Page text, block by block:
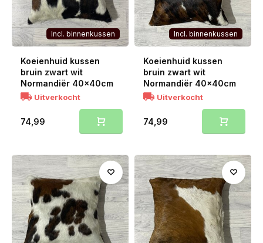
Incl. binnenkussen
Koeienhuid kussen
bruin zwart wit
Normandiër 40x40cm
Uitverkocht
74,99
Incl. binnenkussen
Koeienhuid kussen
bruin zwart wit
Normandiër 40x40cm
Uitverkocht
74,99